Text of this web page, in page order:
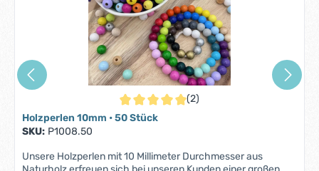
Durchschnittliche Bewertung von 5 von 5
(2)
Holzperlen 10mm • 50 Stück
SKU: P1008.50
Unsere Holzperlen mit 10 Millimeter Durchmesser aus